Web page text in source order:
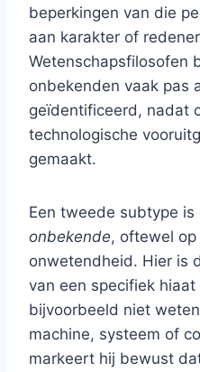
beperkingen van die
aan karakter of
Wetenschapsfilosofen
onbekenden vaak pas
geïdentificeerd, nadat
technologische
gemaakt.
Een tweede subtype is
onbekende, oftewel
onwetendheid. Hier is
van een specifiek
bijvoorbeeld niet
machine, systeem of
markeert hij bewust